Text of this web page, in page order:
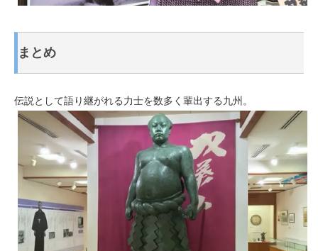
まとめ
伝説として語り継がれる力士を数多く輩出する九州。